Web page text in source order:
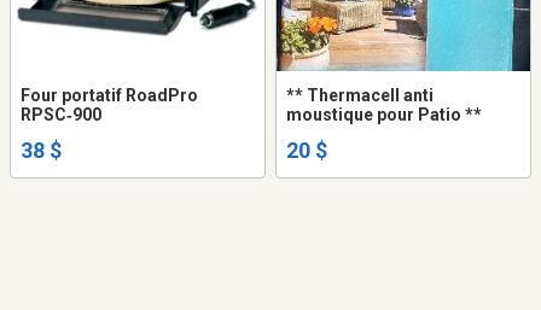
Four portatif RoadPro
RPSC‑900
38 $
** Thermacell anti
moustique pour Patio **
20 $